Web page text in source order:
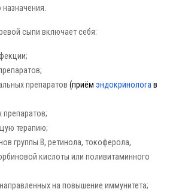
сыпи включает себя:
препаратов (приём эндокринолога в
терапию;
группы В, ретинола, токоферола,
кислоты или поливитаминного
на повышение иммунитета;